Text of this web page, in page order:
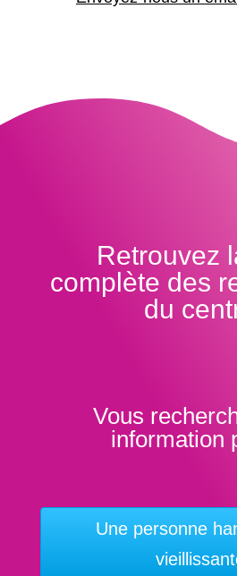
Retrouvez
complète des
du
Vous
information
Une personne